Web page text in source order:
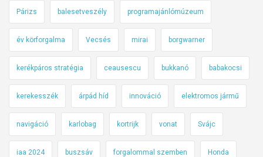
Párizs balesetveszély programajánlómúzeum
év körforgalma Vecsés mirai borgwarner
kerékpáros stratégia ceausescu bukkanó babakocsi
kerekesszék árpád híd innováció elektromos jármű
navigáció karlobag kortrijk vonat Svájc
iaa 2024 buszsáv forgalommal szemben Honda